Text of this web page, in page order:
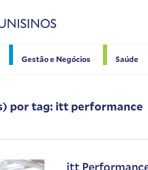
Gestão e Negócios Saúde
por tag: itt performance
itt